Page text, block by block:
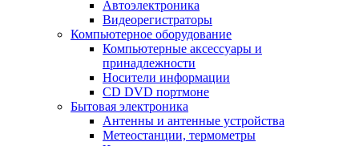
Автоэлектроника
Видеорегистраторы
Компьютерное оборудование
Компьютерные аксессуары и
принадлежности
Носители информации
CD DVD портмоне
Бытовая электроника
Антенны и антенные устройства
Метеостанции, термометры